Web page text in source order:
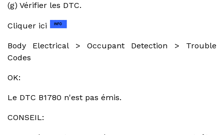
(g) Vérifier les DTC.
Cliquer ici
Body Electrical > Occupant Detection > Trouble
Codes
OK:
Le DTC B1780 n'est pas émis.
CONSEIL: